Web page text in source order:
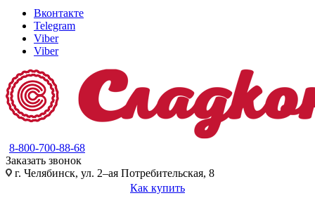
Вконтакте
Telegram
Viber
Viber
8-800-700-88-68
Заказать звонок
г. Челябинск, ул. 2–ая Потребительская, 8
Как купить